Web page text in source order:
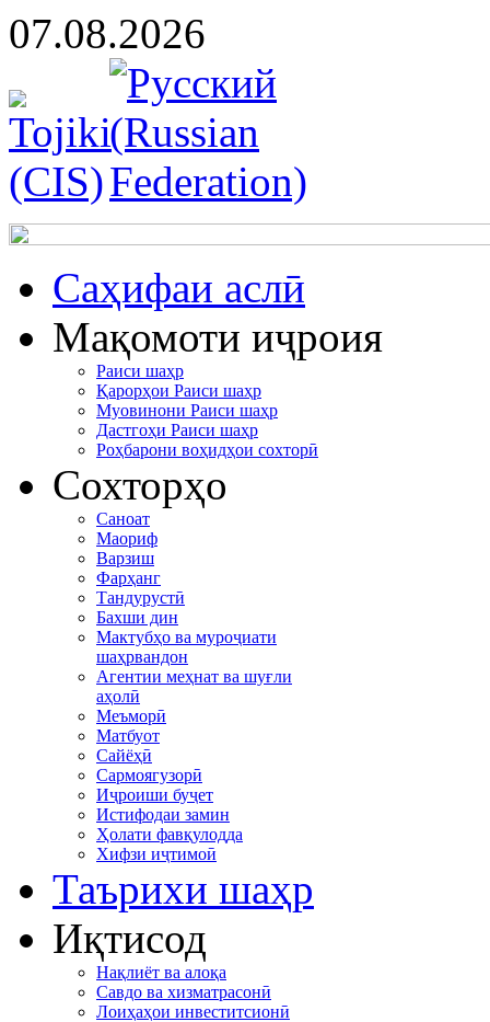
07.08.2026
Cаҳифаи аслӣ
Мақомоти иҷроия
Раиси шаҳр
Қарорҳои Раиси шаҳр
Муовинони Раиси шаҳр
Дастгоҳи Раиси шаҳр
Роҳбарони воҳидҳои сохторӣ
Сохторҳо
Саноат
Маориф
Варзиш
Фарҳанг
Тандурустӣ
Бахши дин
Мактубҳо ва муроҷиати
шаҳрвандон
Агентии меҳнат ва шуғли
аҳолӣ
Меъморӣ
Матбуот
Сайёҳӣ
Сармоягузорӣ
Иҷроиши буҷет
Истифодаи замин
Ҳолати фавқулодда
Хифзи иҷтимоӣ
Таърихи шаҳр
Иқтисод
Нақлиёт ва алоқа
Савдо ва хизматрасонӣ
Лоиҳаҳои инвеститсионӣ